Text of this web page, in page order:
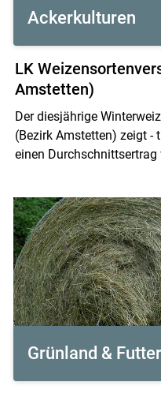
Ackerkulturen
LK
Amstetten)
Der diesjährige
(Bezirk Amstetten) zeigt -
einen
Grünland &